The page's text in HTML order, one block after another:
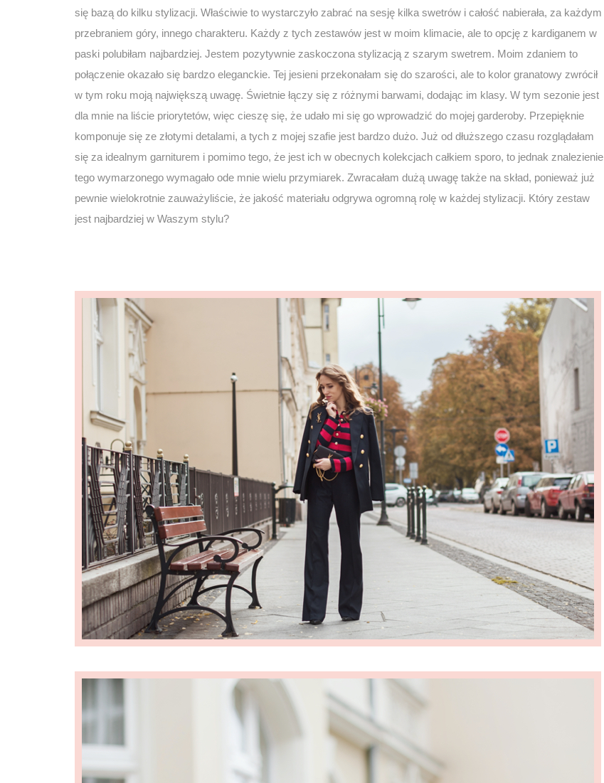
się bazą do kilku stylizacji. Właściwie to wystarczyło zabrać na sesję kilka swetrów i całość nabierała, za każdym
przebraniem góry, innego charakteru. Każdy z tych zestawów jest w moim klimacie, ale to opcję z kardiganem w
paski polubiłam najbardziej. Jestem pozytywnie zaskoczona stylizacją z szarym swetrem. Moim zdaniem to
połączenie okazało się bardzo eleganckie. Tej jesieni przekonałam się do szarości, ale to kolor granatowy zwrócił
w tym roku moją największą uwagę. Świetnie łączy się z różnymi barwami, dodając im klasy. W tym sezonie jest
dla mnie na liście priorytetów, więc cieszę się, że udało mi się go wprowadzić do mojej garderoby. Przepięknie
komponuje się ze złotymi detalami, a tych z mojej szafie jest bardzo dużo. Już od dłuższego czasu rozglądałam
się za idealnym garniturem i pomimo tego, że jest ich w obecnych kolekcjach całkiem sporo, to jednak znalezienie
tego wymarzonego wymagało ode mnie wielu przymiarek. Zwracałam dużą uwagę także na skład, ponieważ już
pewnie wielokrotnie zauważyliście, że jakość materiału odgrywa ogromną rolę w każdej stylizacji. Który zestaw
jest najbardziej w Waszym stylu?